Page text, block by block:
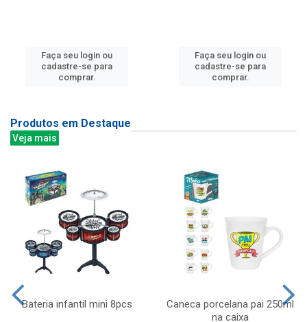
Faça seu login ou
cadastre-se para
comprar.
Faça seu login ou
cadastre-se para
comprar.
Produtos em Destaque
Veja mais
Bateria infantil mini 8pcs
Caneca porcelana pai 250ml
na caixa